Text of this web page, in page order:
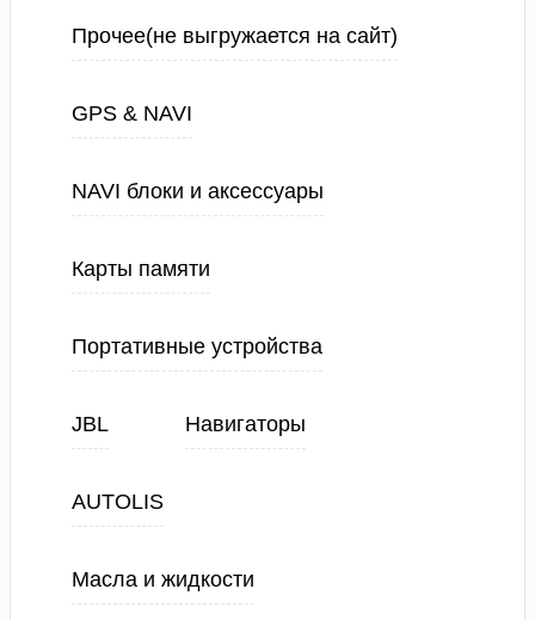
Прочее(не выгружается на сайт)
GPS & NAVI
NAVI блоки и аксессуары
Карты памяти
Портативные устройства
JBL Навигаторы
AUTOLIS
Масла и жидкости